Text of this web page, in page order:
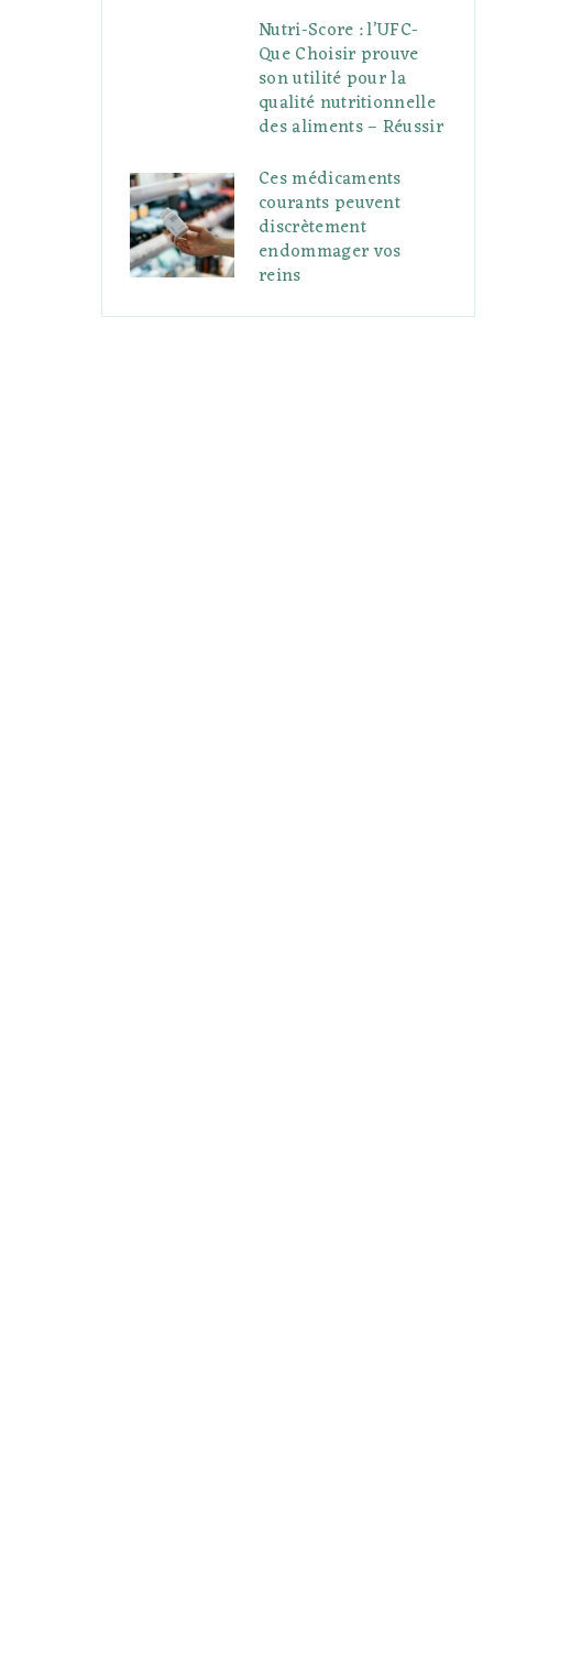
Nutri-Score : l’UFC-
Que Choisir prouve
son utilité pour la
qualité nutritionnelle
des aliments – Réussir
Ces médicaments
courants peuvent
discrètement
endommager vos
reins